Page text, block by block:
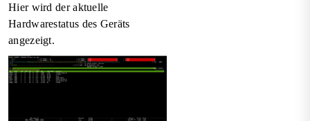
Hier wird der aktuelle
Hardwarestatus des Geräts
angezeigt.